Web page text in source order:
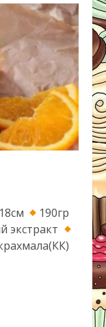
190гр
экстракт